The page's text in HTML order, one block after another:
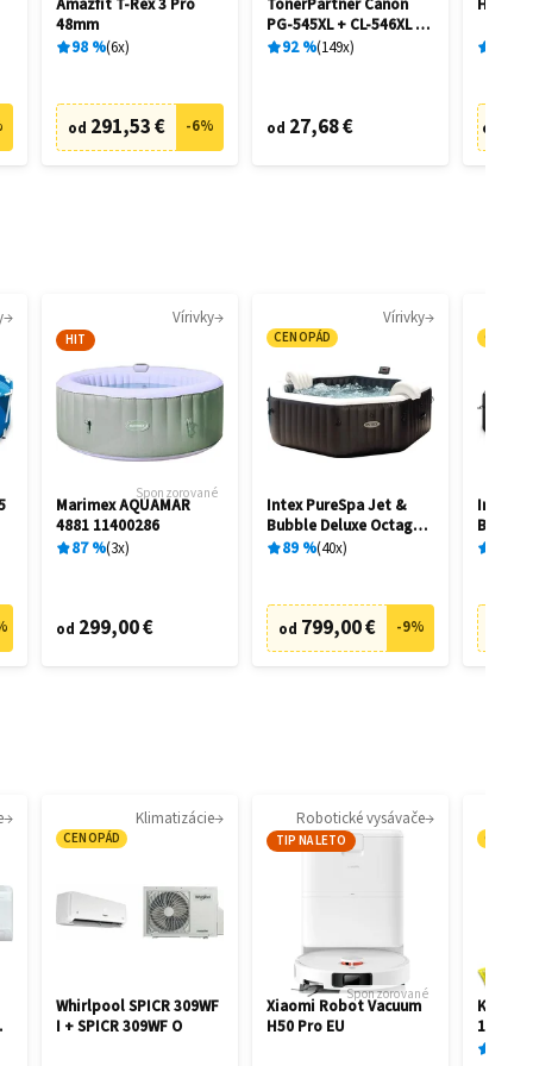
Amazfit T-Rex 3 Pro
48mm
98 % 6x
od 291,53 € -6%
TonerPartner Canon
PG-545XL + CL-546XL -
kompatibilný
92% 149x
od 27,68 € od
Vírivky
HIT
Sponzorované
Marimex AQUAMAR
4881 11400286
87% 3x
od 299,00 €
Vírivky
CENOPÁD
Intex PureSpa Jet &
Bubble Deluxe Octagon
28462
89 % 40x
od 799,00 € -9%
Intex
Bubble
28458
Klimatizácie
CENOPÁD
Whirlpool SPICR 309WF
I + SPICR 309WF O
Robotické vysávače
TIP NA LETO
Sponzorované
Xiaomi Robot Vacuum
H50 Pro EU
1.081-